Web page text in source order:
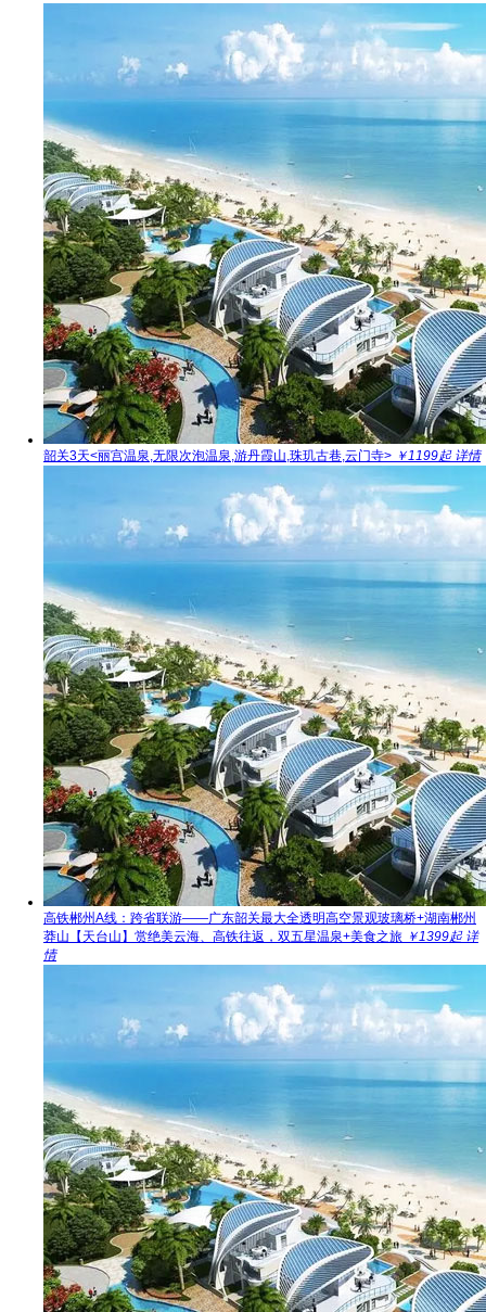
韶关3天<丽宫温泉,无限次泡温泉,游丹霞山,珠玑古巷,云门寺> ￥1199起 详情
高铁郴州A线：跨省联游——广东韶关最大全透明高空景观玻璃桥+湖南郴州
莽山【天台山】赏绝美云海、高铁往返，双五星温泉+美食之旅 ￥1399起 详
情